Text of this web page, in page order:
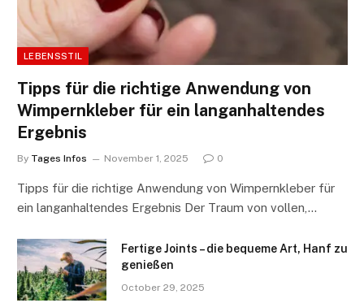
LEBENSSTIL
Tipps für die richtige Anwendung von
Wimpernkleber für ein langanhaltendes
Ergebnis
By Tages Infos November 1, 2025 0
Tipps für die richtige Anwendung von Wimpernkleber für
ein langanhaltendes Ergebnis Der Traum von vollen,…
Fertige Joints – die bequeme Art, Hanf zu
genießen
October 29, 2025